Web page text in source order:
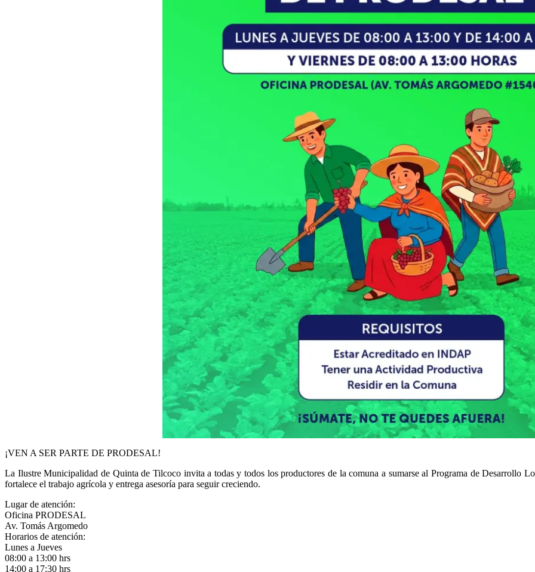
¡VEN A SER PARTE DE PRODESAL!
La Ilustre Municipalidad de Quinta de Tilcoco invita a todas y todos los productores de la comuna a sumarse al Programa de Desarrollo
fortalece el trabajo agrícola y entrega asesoría para seguir creciendo.
Lugar de atención:
Oficina PRODESAL
Av. Tomás Argomedo
Horarios de atención:
Lunes a Jueves
08:00 a 13:00 hrs
14:00 a 17:30 hrs